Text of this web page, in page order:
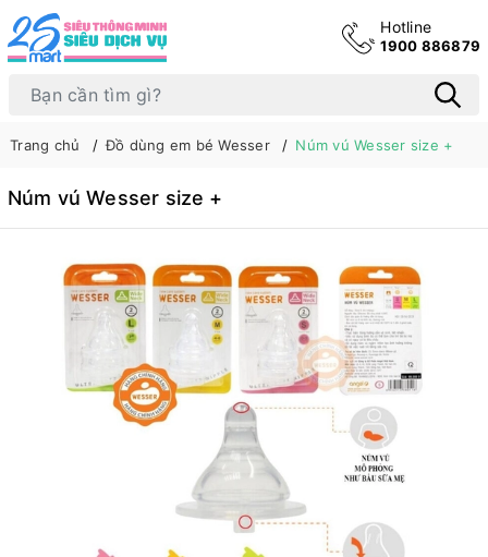
Hotline
1900 886879
Trang chủ Đồ dùng em bé Wesser Núm vú Wesser size +
Núm vú Wesser size +